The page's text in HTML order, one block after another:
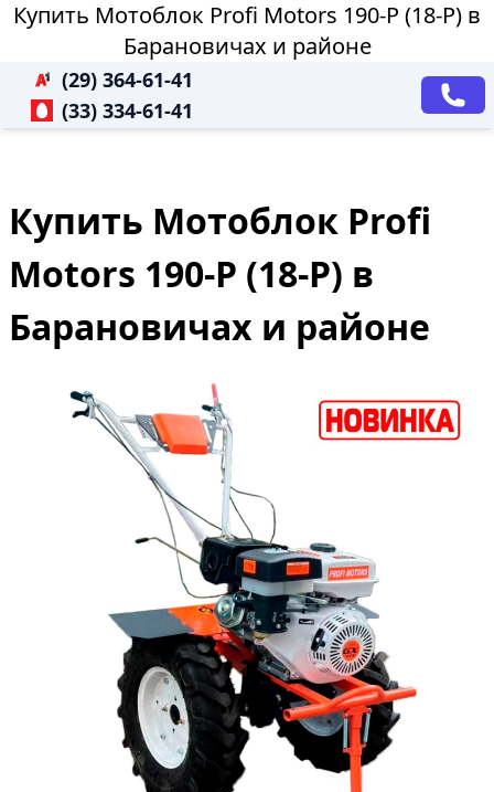
Купить Мотоблок Profi Motors 190-P (18-P) в
Барановичах и районе
(29) 364-61-41
(33) 334-61-41
Купить Мотоблок Profi
Motors 190-P (18-P) в
Барановичах и районе